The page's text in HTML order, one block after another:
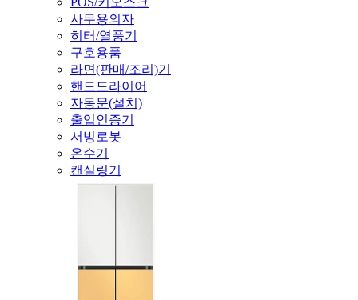
사무용의자
히터/열풍기
구호용품
라면(판매/조리)기
핸드드라이어
자동문(설치)
출입인증기
서빙로봇
온수기
캔실링기